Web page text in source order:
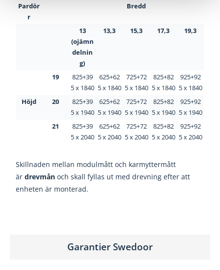
Pardör
r
Bredd
13
(ojämn
delnin
g)
13,3 15,3 17,3 19,3
19
825+39
5 x 1840
625+62
5 x 1840
725+72
5 x 1840
825+82
5 x 1840
925+92
5 x 1840
Höjd
20
825+39
5 x 1940
625+62
5 x 1940
725+72
5 x 1940
825+82
5 x 1940
925+92
5 x 1940
21
825+39
5 x 2040
625+62
5 x 2040
725+72
5 x 2040
825+82
5 x 2040
925+92
5 x 2040
Skillnaden mellan modulmått och karmyttermått
ärdrevmån och skall fyllas ut med drevning efter att
enheten är monterad.
Garantier Swedoor